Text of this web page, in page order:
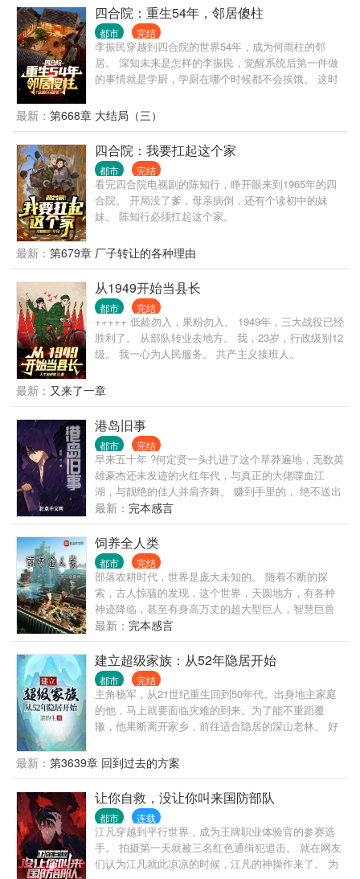
四合院：重生54年，邻居傻柱
都市 完结
李振民穿越到四合院的世界54年，成为何雨柱的邻
居。 深知未来是怎样的李振民，觉醒系统后第一件做
的事情就是学厨，学厨在哪个时候都不会挨饿。 这时
后面叫哥。 许大茂也没未来的那么坏，缠着李振民要
做徒弟。 二大爷的大儿子刘光齐也还在大院，上高
中，对李振民那是一个崇拜。 李振民一路高升，进
厂，食堂主任，后勤主任，副厂长.... 易中海在贾东旭
死后转移养老索取对象？ 秦淮茹想吸血？ 李振
民：“滚，再来送你们吃花生米！” 何雨柱：“滚，你甚
至都不叫我一声何主任。” 许大茂：“滚，别打扰我学
习，我现在要考大学！”
最新： 第668章 大结局（三）
四合院：我要扛起这个家
都市 完结
看完四合院电视剧的陈知行，睁开眼来到1965年的四
合院。 开局没了爹，母亲病倒，还有个读初中的妹
妹。 陈知行必须扛起这个家。
最新： 第679章 厂子转让的各种理由
从1949开始当县长
都市 完结
+++++ 低龄勿入，果粉勿入。 1949年，三大战役已经
胜利了。 从部队转业去地方。 我，23岁，行政级别12
级。 我一心为人民服务。 共产主义接班人。
最新： 又来了一章
港岛旧事
都市 完结
早来五十年 ?何定贤一头扎进了这个草莽遍地，无数英
雄豪杰还未发迹的火红年代，与真正的大佬喋血江
湖，与靓绝的佳人并肩齐舞。 赚到手里的， 绝不送出
去！
最新： 完本感言
饲养全人类
都市 完结
部落农耕时代，世界是庞大未知的。 随着不断的探
索，古人惊骇的发现，这个世界，天圆地方，有各种
神迹降临，甚至有身高万丈的超大型巨人，智慧巨兽
的身影神秘出现，踩踏山川、破碎大地。 数百年后，
在这样险恶的环境下，人们与巨兽搏斗，终于建立徇
烂的苏美尔文明。 这一日，智慧巨人忽然彻底降临，
踩踏整片山村河流，亡国灭种。 天地崩坏，城池倒
塌， 神祗降临，降罪众生？ “不好意思，你们只是生
活在我家大院果园的蚂蚁，地面到处都是，不小心路
过的时候，把你们踩死了而已。” 自家院子里的沙盘种
田流，放牧沙盘里的人族与各个世界。 书友群：
最新： 完本感言
建立超级家族：从52年隐居开始
都市 完结
主角杨军，从21世纪重生回到50年代。出身地主家庭
的他，马上就要面临灾难的到来。为了能不重蹈覆
辙，他果断离开家乡，前往适合隐居的深山老林。 好
居地点的路上，他依靠金手指搜集各种物资和学习各
种技能，最终在三国边境隐居生活。 建设房屋，饲养
牲畜，种植作物，还要每天烧砖瓦，烧木炭，奇迹般
的建立起了一个庞大的私人庄园。 在这个过程中，庄
园里的家人逐渐增多，儿女成群。 21世纪后，一个庞
大的家族登上了舞台。 本书属于长篇，日常比较多，
没有乱七八糟的人际关系，对话也很少，不喜欢此类
型的，请谨慎。最后，本书非逻辑文，合理文，较真
最新： 第3639章 回到过去的方案
让你自救，没让你叫来国防部队
都市 连载
江凡穿越到平行世界，成为王牌职业体验官的参赛选
手。 拍摄第一天就被三名红色通缉犯追击。 就在网友
们认为江凡就此凉凉的时候，江凡的神操作来了。 为